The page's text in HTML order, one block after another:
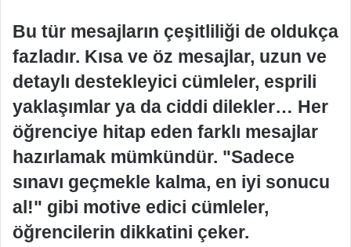
Bu tür mesajların çeşitliliği de oldukça
fazladır. Kısa ve öz mesajlar, uzun ve
detaylı destekleyici cümleler, esprili
yaklaşımlar ya da ciddi dilekler… Her
öğrenciye hitap eden farklı mesajlar
hazırlamak mümkündür. "Sadece
sınavı geçmekle kalma, en iyi sonucu
al!" gibi motive edici cümleler,
öğrencilerin dikkatini çeker.